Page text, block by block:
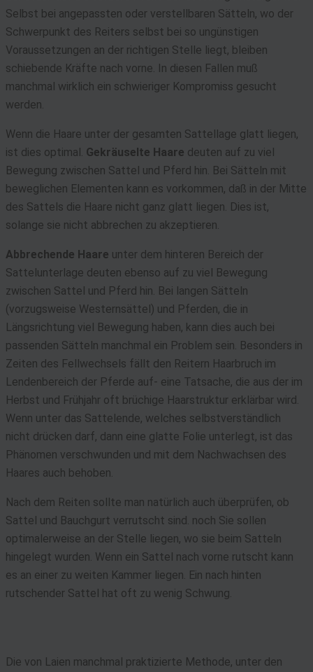
Selbst bei angepassten oder verstellbaren Sätteln, wo der
Schwerpunkt des Reiters selbst bei so ungünstigen
Voraussetzungen an der richtigen Stelle liegt, bleiben
schiebende Kräfte nach vorne. In diesen Fallen muß
manchmal wirklich ein schwieriger Kompromiss gesucht
werden.
Wenn die Haare unter der gesamten Sattellage glatt liegen,
ist dies optimal. Gekräuselte Haare deuten auf zu viel
Bewegung zwischen Sattel und Pferd hin. Bei Sätteln mit
beweglichen Elementen kann es vorkommen, daß in der Mitte
des Sattels die Haare nicht ganz glatt liegen. Dies ist,
solange sie nicht abbrechen zu akzeptieren.
Abbrechende Haare unter dem hinteren Bereich der
Sattelunterlage deuten ebenso auf zu viel Bewegung
zwischen Sattel und Pferd hin. Bei langen Sätteln
(vorzugsweise Westernsättel) und Pferden, die in
Längsrichtung viel Bewegung haben, kann dies auch bei
passenden Sätteln manchmal ein Problem sein. Besonders in
Zeiten des Fellwechsels fällt den Reitern Haarbruch im
Lendenbereich der Pferde auf- eine Tatsache, die aus der im
Herbst und Frühjahr oft brüchige Haarstruktur erklärbar wird.
Wenn unter das Sattelende, welches selbstverständlich
nicht drücken darf, dann eine glatte Folie unterlegt, ist das
Phänomen verschwunden und mit dem Nachwachsen des
Haares auch behoben.
Nach dem Reiten sollte man natürlich auch überprüfen, ob
Sattel und Bauchgurt verrutscht sind. noch Sie sollen
optimalerweise an der Stelle liegen, wo sie beim Satteln
hingelegt wurden. Wenn ein Sattel nach vorne rutscht kann
es an einer zu weiten Kammer liegen. Ein nach hinten
rutschender Sattel hat oft zu wenig Schwung.
Die von Laien manchmal praktizierte Methode, unter den
von Daten aus verschiedenen Quellen
Entwicklung und Verbesserung der Angebote
Verwendung reduzierter Daten zur Auswahl von Inhalten
Besondere Features: